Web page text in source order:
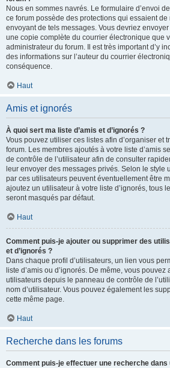
Nous en sommes navrés. Le formulaire d’envoi
ce forum possède des protections qui essaient
envoyant de tels messages. Vous devriez
une copie complète du courrier électronique que
administrateur du forum. Il est très important d’y
des informations sur l’auteur du courrier
conséquence.
Haut
Amis et ignorés
À quoi sert ma liste d’amis et d’ignorés ?
Vous pouvez utiliser ces listes afin d’organiser et
forum. Les membres ajoutés à votre liste d’amis
de contrôle de l’utilisateur afin de consulter
leur envoyer des messages privés. Selon le style
par ces utilisateurs peuvent éventuellement être
ajoutez un utilisateur à votre liste d’ignorés, tous
seront masqués par défaut.
Haut
Comment puis-je ajouter ou supprimer des
et d’ignorés ?
Dans chaque profil d’utilisateurs, un lien vous
liste d’amis ou d’ignorés. De même, vous
utilisateurs depuis le panneau de contrôle de
nom d’utilisateur. Vous pouvez également les
cette même page.
Haut
Recherche dans les forums
Comment puis-je effectuer une recherche dans